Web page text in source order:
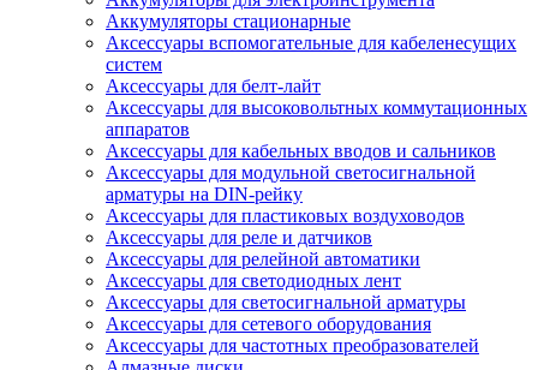
Аккумуляторы стационарные
Аксессуары вспомогательные для кабеленесущих
систем
Аксессуары для белт-лайт
Аксессуары для высоковольтных коммутационных
аппаратов
Аксессуары для кабельных вводов и сальников
Аксессуары для модульной светосигнальной
арматуры на DIN-рейку
Аксессуары для пластиковых воздуховодов
Аксессуары для реле и датчиков
Аксессуары для релейной автоматики
Аксессуары для светодиодных лент
Аксессуары для светосигнальной арматуры
Аксессуары для сетевого оборудования
Аксессуары для частотных преобразователей